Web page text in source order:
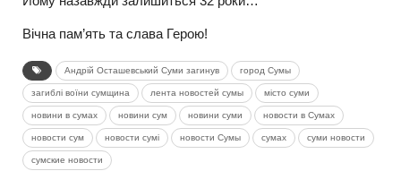
Вічна пам’ять та слава Герою!
Андрій Осташевський Суми загинув город Сумы
загиблі воїни сумщина лента новостей сумы місто суми
новини в сумах новини сум новини суми новости в Сумах
новости сум новости сумі новости Сумы сумах суми новости
сумские новости